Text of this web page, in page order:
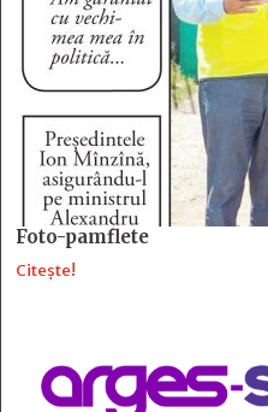
Foto-pamflete
Citește!